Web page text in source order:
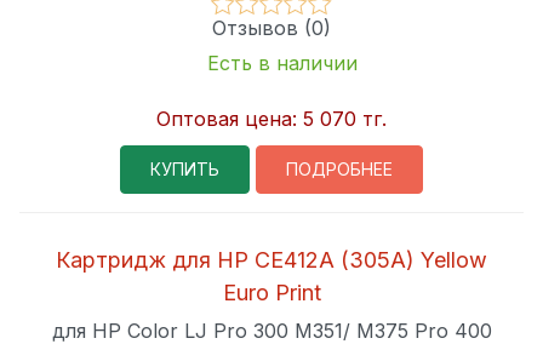
Отзывов (0)
Есть в наличии
Оптовая цена: 5 070 тг.
КУПИТЬ ПОДРОБНЕЕ
Картридж для HP CE412A (305A) Yellow
Euro Print
для HP Color LJ Pro 300 M351/ M375 Pro 400